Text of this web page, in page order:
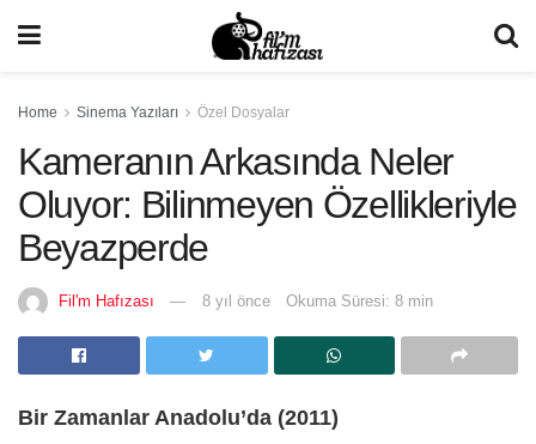
Home Sinema Yazıları Özel Dosyalar
Kameranın Arkasında Neler
Oluyor: Bilinmeyen Özellikleriyle
Beyazperde
Fil'm Hafızası 8 yıl önce Okuma Süresi: 8 min
Bir Zamanlar Anadolu’da (2011)